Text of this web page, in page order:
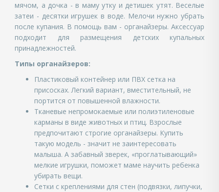
мячом, а дочка - в маму утку и детишек утят. Веселые
затеи - десятки игрушек в воде. Мелочи нужно убрать
после купания. В помощь вам - органайзеры. Аксессуар
подходит для размещения детских купальных
принадлежностей.
Типы органайзеров:
Пластиковый контейнер или ПВХ сетка на
присосках. Легкий вариант, вместительный, не
портится от повышенной влажности.
Тканевые непромокаемые или полиэтиленовые
карманы в виде животных и птиц. Взрослые
предпочитают строгие органайзеры. Купить
такую модель - значит не заинтересовать
малыша. А забавный зверек, «проглатывающий»
мелкие игрушки, поможет маме научить ребенка
убирать вещи.
Сетки с креплениями для стен (подвязки, липучки,